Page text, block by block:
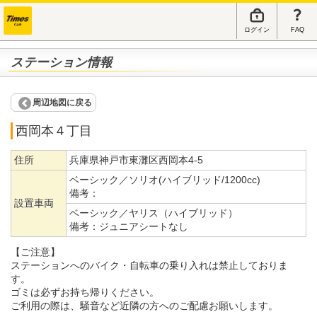
ログイン FAQ
ステーション情報
周辺地図に戻る
西岡本４丁目
住所 兵庫県神戸市東灘区西岡本4-5
設置車両
ベーシック／ソリオ(ハイブリッド/1200cc)
備考：
ベーシック／ヤリス（ハイブリッド）
備考： ジュニアシートなし
【ご注意】
ステーションへのバイク・自転車の乗り入れは禁止しておりま
す。
ゴミは必ずお持ち帰りください。
ご利用の際は、騒音など近隣の方へのご配慮お願いします。